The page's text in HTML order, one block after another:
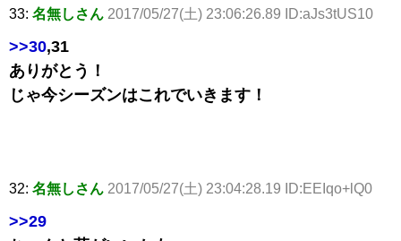
33: 名無しさん 2017/05/27(土) 23:06:26.89 ID:aJs3tUS10
>>30,31
ありがとう！
じゃ今シーズンはこれでいきます！
32: 名無しさん 2017/05/27(土) 23:04:28.19 ID:EEIqo+lQ0
>>29